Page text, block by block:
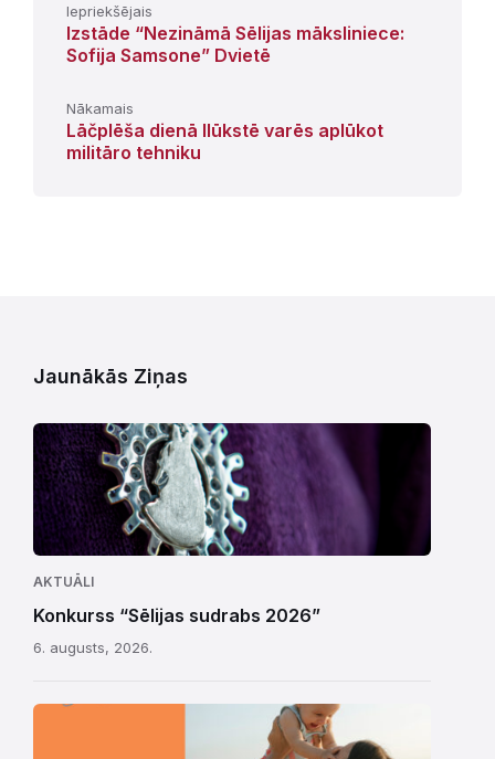
Iepriekšējais
Izstāde “Nezināmā Sēlijas māksliniece:
Sofija Samsone” Dvietē
Nākamais
Lāčplēša dienā Ilūkstē varēs aplūkot
militāro tehniku
Jaunākās Ziņas
AKTUĀLI
Konkurss “Sēlijas sudrabs 2026”
6. augusts, 2026.